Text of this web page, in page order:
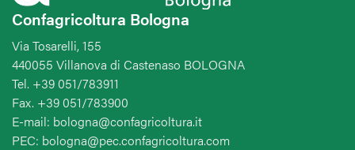
Confagricoltura Bologna
Via Tosarelli, 155
440055 Villanova di Castenaso BOLOGNA
Tel. +39 051/783911
Fax. +39 051/783900
E-mail: bologna@confagricoltura.it
PEC: bologna@pec.confagricoltura.com